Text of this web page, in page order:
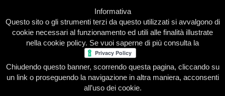
Home Presentazione Redazione Le nostre firme
Informativa
Questo sito o gli strumenti terzi da questo utilizzati si avvalgono di
cookie necessari al funzionamento ed utili alle finalità illustrate
nella cookie policy. Se vuoi saperne di più consulta la
Chiudendo questo banner, scorrendo questa pagina, cliccando su
un link o proseguendo la navigazione in altra maniera, acconsenti
all’uso dei cookie.